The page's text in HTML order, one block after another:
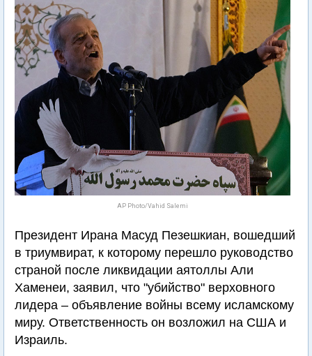
AP Photo/Vahid Salemi
Президент Ирана Масуд Пезешкиан, вошедший
в триумвират, к которому перешло руководство
страной после ликвидации аятоллы Али
Хаменеи, заявил, что "убийство" верховного
лидера – объявление войны всему исламскому
миру. Ответственность он возложил на США и
Израиль.